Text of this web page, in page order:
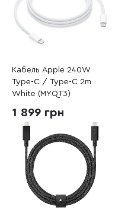
Кабель Apple 240W
Type-C / Type-C 2m
White (MYQT3)
1 899 грн